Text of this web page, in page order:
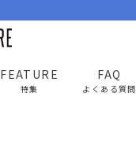
FEATURE
特集
FAQ
よくある質問